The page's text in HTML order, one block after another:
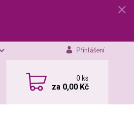
Přihlášení
0ks
za 0,00 Kč